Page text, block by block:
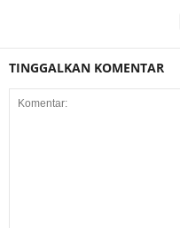
TINGGALKAN KOMENTAR